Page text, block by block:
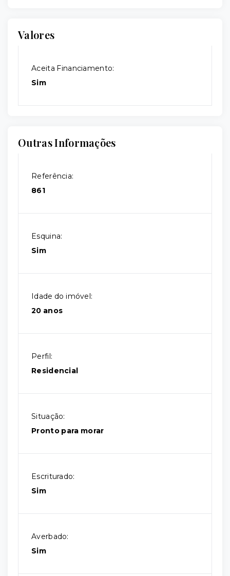
Valores
Aceita Financiamento:
Sim
Outras Informações
Referência:
861
Esquina:
Sim
Idade do imóvel:
20 anos
Perfil:
Residencial
Situação:
Pronto para morar
Escriturado:
Sim
Averbado:
Sim